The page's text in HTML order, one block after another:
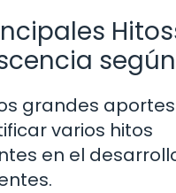
grandes
varios hitos
en el